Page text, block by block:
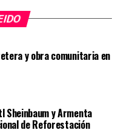
y obra comunitaria en
Sheinbaum y Armenta
de Reforestación